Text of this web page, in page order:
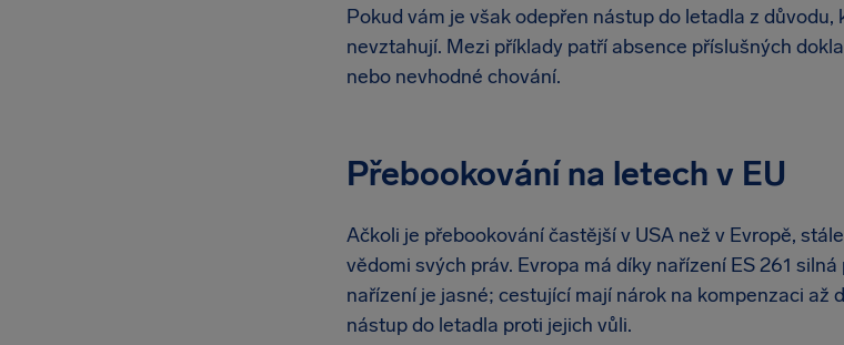
Pokud vám je však odepřen nástup do letadla z
nevztahují. Mezi příklady patří absence příslušných
nebo nevhodné chování.
Přebookování na letech v EU
Ačkoli je přebookování častější v USA než v Evropě,
vědomi svých práv. Evropa má díky nařízení ES 261
nařízení je jasné; cestující mají nárok na kompenzaci až
nástup do letadla proti jejich vůli.